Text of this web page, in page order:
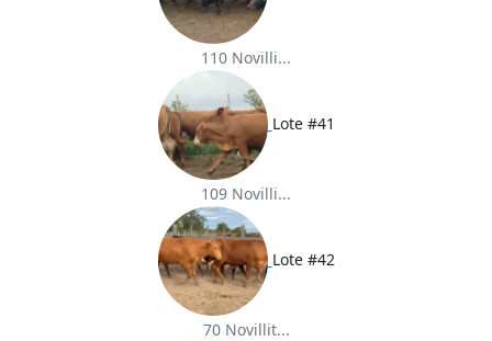
110 Novilli...
Lote #41
109 Novilli...
Lote #42
70 Novillit...